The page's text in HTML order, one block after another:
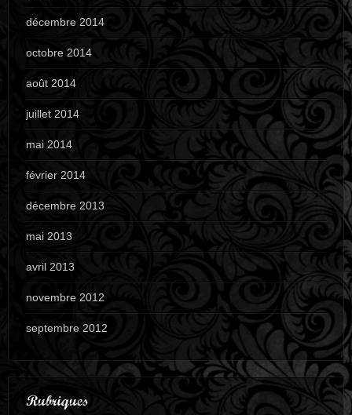
décembre 2014
octobre 2014
août 2014
juillet 2014
mai 2014
février 2014
décembre 2013
mai 2013
avril 2013
novembre 2012
septembre 2012
Rubriques